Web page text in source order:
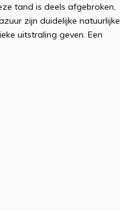
tand is deels afgebroken,
zijn duidelijke natuurlijke
uitstraling geven. Een